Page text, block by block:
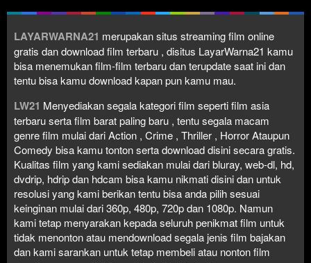
LAYARWARNA21 merupakan situs streaming film online
gratis dan download film terbaru , disitus LayarWarna21 kamu
bisa menemukan film-film terbaru dan terupdate saat ini dan
tentu bisa kamu download kapan pun kamu mau.
LW21 Menyediakan segala kategori film seperti film asia
terbaru serta film barat paling baru , tentu segala macam
genre film mulai dari Action , Crime , Thriller , Horror Ataupun
Comedy bisa kamu tonton serta download disini secara gratis.
Kualitas film yang kami sediakan mulai dari bluray, web-dl, hd,
dvdrip, hdrip dan hdcam bisa kamu nikmati disini dan untuk
resolusi yang kami berikan tentu bisa anda pilih sesuai
keinginan mulai dari 360p, 480p, 720p dan 1080p. Namun
kami tetap menyarakan kepada seluruh penikmat film untuk
tidak menonton atau mendownload segala jenis film bajakan
dan kami sarankan untuk tetap membeli atau nonton film